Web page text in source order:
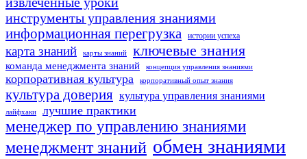
инструменты управления знаниями
информационная перегрузка
истории успеха
карта знаний карты знаний ключевые знания
команда менеджмента знаний концепция управления знаниями
корпоративная культура корпоративный опыт знания
культура доверия культура управления знаниями
лайфхаки лучшие практики
менеджер по управлению знаниями
менеджмент знаний обмен знаниями